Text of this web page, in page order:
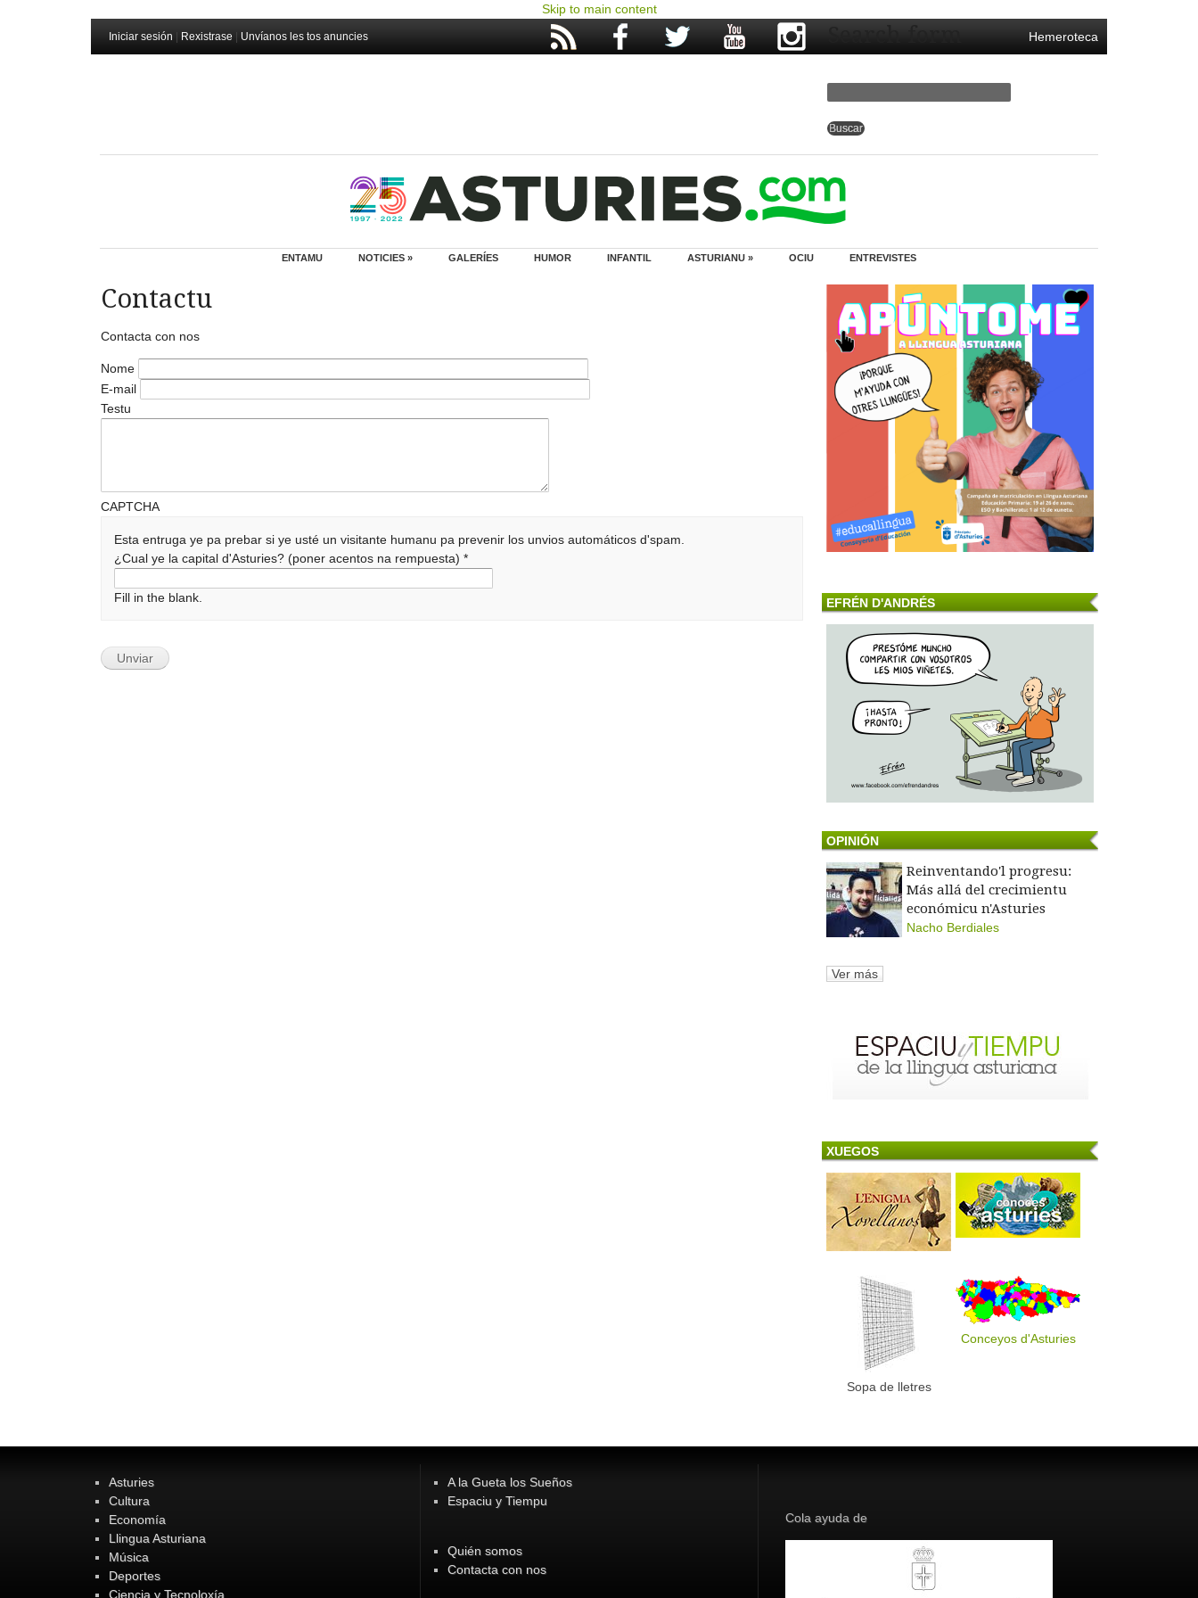
Skip to main content
Iniciar sesión Rexistrase Unvíanos les tos anuncies Hemeroteca
Search form
ENTAMU NOTICIES » GALERÍES HUMOR INFANTIL ASTURIANU » OCIU ENTREVISTES
Contactu
Contacta con nos
Nome
E-mail
Testu
CAPTCHA
Esta entruga ye pa prebar si ye usté un visitante humanu pa prevenir los unvios automáticos d'spam.
¿Cual ye la capital d'Asturies? (poner acentos na rempuesta)*
Fill in the blank. EFRÉN D'ANDRÉS
OPINIÓN
Reinventando'l progresu:
Más allá del crecimientu
económicu n'Asturies
Nacho Berdiales
Ver más
XUEGOS
Sopa de lletres
Conceyos d'Asturies
Asturies
Cultura
Economía
Llingua Asturiana
Música
Deportes
Ciencia y Tecnoloxía
A la Gueta los Sueños
Espaciu y Tiempu
Quién somos
Contacta con nos
Cola ayuda de